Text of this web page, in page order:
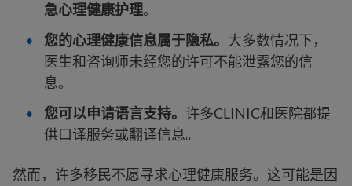
急心理健康护理。
您的心理健康信息属于隐私。 大多数情况下，
医生和咨询师未经您的许可不能泄露您的信
息。
您可以申请语言支持。 许多CLINIC和医院都提
供口译服务或翻译信息。
然而，许多移民不愿寻求心理健康服务。这可能是因